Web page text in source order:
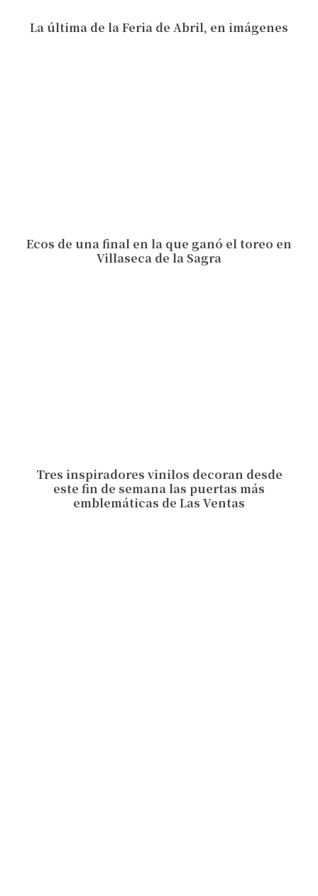
La última de la Feria de Abril, en imágenes
Ecos de una final en la que ganó el toreo en
Villaseca de la Sagra
Tres inspiradores vinilos decoran desde
este fin de semana las puertas más
emblemáticas de Las Ventas